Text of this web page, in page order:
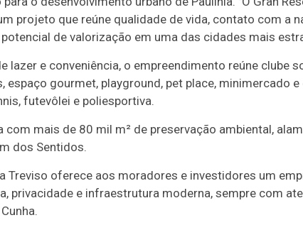
projeto que reúne qualidade de vida, contato com a
de valorização em uma das cidades mais
lazer e conveniência, o empreendimento reúne clube
espaço gourmet, playground, pet place, minimercado
futevôlei e poliesportiva.
com mais de 80 mil m² de preservação ambiental,
dos Sentidos.
Treviso oferece aos moradores e investidores um
privacidade e infraestrutura moderna, sempre com